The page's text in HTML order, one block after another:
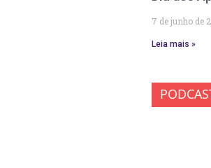
7 de junho de
Leia mais »